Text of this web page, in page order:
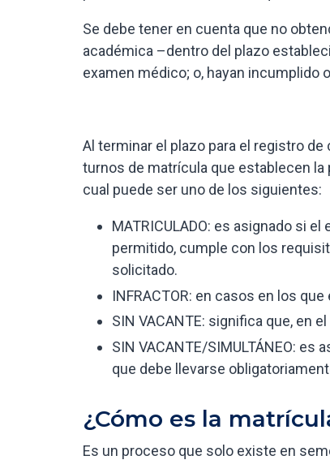
Se debe tener en cuenta que no
académica –dentro del plazo
examen médico; o, hayan incumplido
Al terminar el plazo para el registro
turnos de matrícula que establecen la
cual puede ser uno de los siguientes:
MATRICULADO: es asignado si
permitido, cumple con los
solicitado.
INFRACTOR: en casos en los
SIN VACANTE: significa que, en
SIN VACANTE/SIMULTÁNEO:
que debe llevarse
¿Cómo es la
Es un proceso que solo existe en